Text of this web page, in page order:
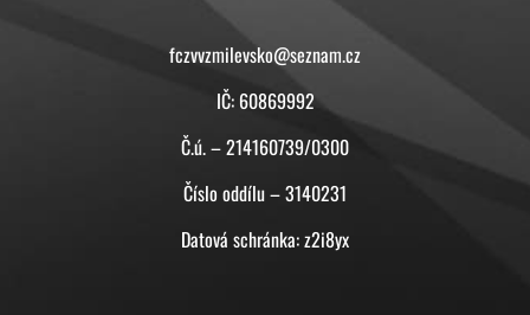
fczvvzmilevsko@seznam.cz
IČ: 60869992
Č.ú. – 214160739/0300
Číslo oddílu – 3140231
Datová schránka: z2i8yx